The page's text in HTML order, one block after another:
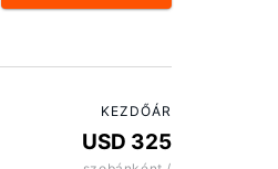
KEZDŐÁR
USD 325